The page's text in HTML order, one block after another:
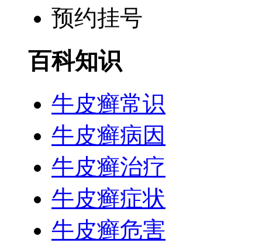
预约挂号
百科知识
牛皮癣常识
牛皮癣病因
牛皮癣治疗
牛皮癣症状
牛皮癣危害